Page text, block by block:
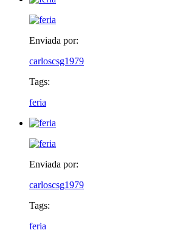
Enviada por:
carloscsg1979
Tags:
feria
Enviada por:
carloscsg1979
Tags:
feria